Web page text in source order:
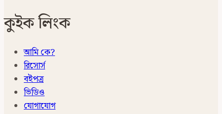
কুইক লিংক
আমি কে?
রিসোর্স
বইপত্র
ভিডিও
যোগাযোগ